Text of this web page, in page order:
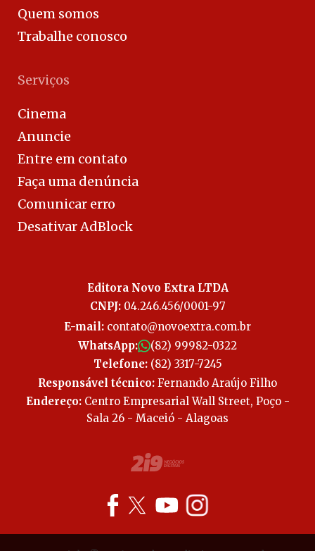
Quem somos
Trabalhe conosco
Serviços
Cinema
Anuncie
Entre em contato
Faça uma denúncia
Comunicar erro
Desativar AdBlock
Editora Novo Extra LTDA
CNPJ:04.246.456/0001-97
E-mail: contato@novoextra.com.br
WhatsApp:
(82) 99982-0322
Telefone:(82) 3317-7245
Responsável técnico: Fernando Araújo Filho
Endereço:Centro Empresarial Wall Street, Poço -
Sala 26 - Maceió - Alagoas